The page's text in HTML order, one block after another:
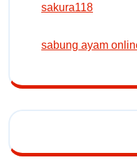
sakura118
sabung ayam